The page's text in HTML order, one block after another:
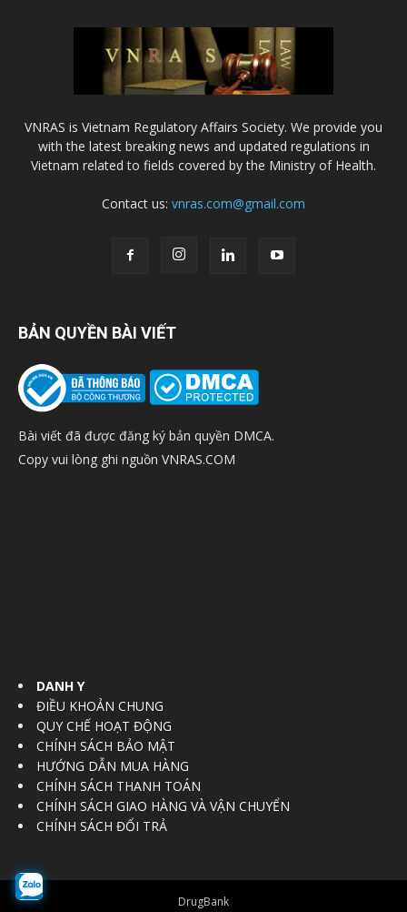
VNRAS is Vietnam Regulatory Affairs Society. We provide you
with the latest breaking news and updated regulations in
Vietnam related to fields covered by the Ministry of Health.
Contact us: vnras.com@gmail.com
BẢN QUYỀN BÀI VIẾT
Bài viết đã được đăng ký bản quyền DMCA.
Copy vui lòng ghi nguồn VNRAS.COM
DANH Y
ĐIỀU KHOẢN CHUNG
QUY CHẾ HOẠT ĐỘNG
CHÍNH SÁCH BẢO MẬT
HƯỚNG DẪN MUA HÀNG
CHÍNH SÁCH THANH TOÁN
CHÍNH SÁCH GIAO HÀNG VÀ VẬN CHUYỂN
CHÍNH SÁCH ĐỔI TRẢ
DrugBank